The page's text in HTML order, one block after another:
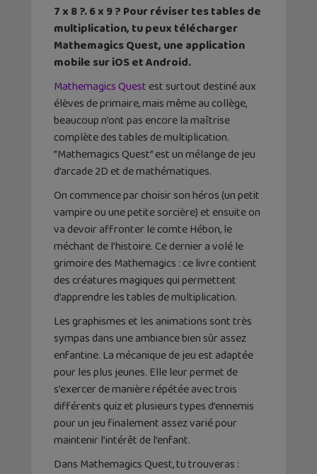
7 x 8 ?. 6 x 9 ? Pour réviser tes tables de
multiplication, tu peux télécharger
Mathemagics Quest, une application
mobile sur iOS et Android.
Mathemagics Quest est surtout destiné aux
élèves de primaire, mais même au collège,
beaucoup n’ont pas encore la maîtrise
complète des tables de multiplication.
”Mathemagics Quest” est un mélange de jeu
d’arcade 2D et de mathématiques.
On commence par choisir son héros (un petit
vampire ou une petite sorcière) et ensuite on
va devoir affronter le comte Hébon, le
méchant de l’histoire. Ce dernier a volé le
grimoire des Mathemagics : ce livre contient
des créatures magiques qui permettent
d’apprendre les tables de multiplication.
Les graphismes et les animations sont très
sympas dans une ambiance bien sûr assez
enfantine. La mécanique de jeu est adaptée
pour les plus jeunes. Elle leur permet de
s’exercer de manière répétée avec trois
différents quiz et plusieurs types d’ennemis
pour un jeu finalement assez varié pour
maintenir l’intérêt de l’enfant.
Dans Mathemagics Quest, tu trouveras :